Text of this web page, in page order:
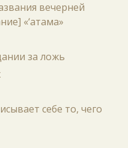
вечерней
«‘атама»
за ложь
себе то, чего